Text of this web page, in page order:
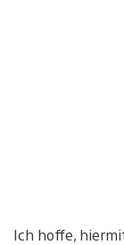
Ich hoffe,